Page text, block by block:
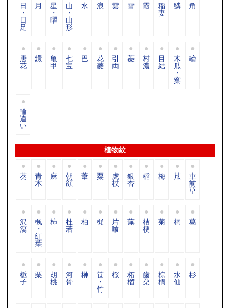
日
・
日
足
月 星
・
曜
山
・
山
形
水 浪 雲 雪 霞 稲
妻
鱗 角
唐
花
鐶 亀
甲
七
宝
巴 花
菱
引
両
菱 村
濃
目
結
木
瓜
・
窠
輪
輪
違
い
植物紋
葵 青
木
麻 朝
顔
葦 粟 虎
杖
銀
杏
稲 梅 苽 車
前
草
沢
瀉
楓
・
紅
葉
柿 杜
若
柏 梶 片
喰
蕪 桔
梗
菊 桐 葛
栀
子
栗 胡
桃
河
骨
榊 笹
・
竹
桜 柘
榴
歯
朶
棕
櫚
水
仙
杉